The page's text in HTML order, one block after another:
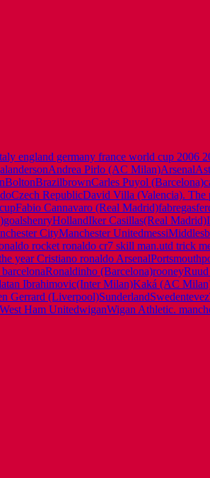
england germany france world cup 2006
andersonAndrea Pirlo (AC Milan)Arsenal
BoltonBrazilbrownCarles Puyol (Barcelona)
Czech RepublicDavid Villa (Valencia). The
Fabio Cannavaro (Real Madrid)fabregas
goalshenryHollandIker Casillas(Real Madrid)
CityManchester Unitedmessi
rocket ronaldo cr7 skill man.utd trick
year Cristiano ronaldo ArsenalPortsmouth
Ronaldinho (Barcelona)rooney
Ibrahimovic(Inter Milan)Kaká (AC
Gerrard (Liverpool)SunderlandSwedentevez
West Ham UnitedwiganWigan Athletic.